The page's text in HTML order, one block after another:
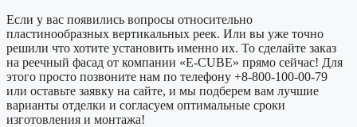
Если у вас появились вопросы относительно
пластинообразных вертикальных реек. Или вы уже точно
решили что хотите установить именно их. То сделайте заказ
на реечный фасад от компании «E-CUBE» прямо сейчас! Для
этого просто позвоните нам по телефону +8-800-100-00-79
или оставьте заявку на сайте, и мы подберем вам лучшие
варианты отделки и согласуем оптимальные сроки
изготовления и монтажа!